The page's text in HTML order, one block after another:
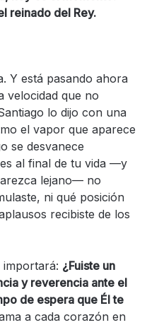
reinado del Rey.
Y está pasando ahora
velocidad que no
lo dijo con una
el vapor que aparece
se desvanece
al final de tu vida —y
lejano— no
ni qué posición
recibiste de los
¿Fuiste un
y reverencia ante el
de espera que Él te
a cada corazón en